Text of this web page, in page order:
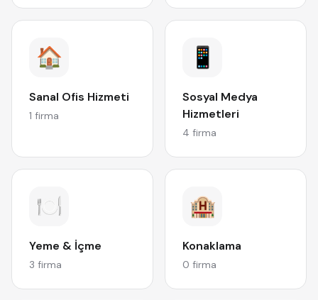
🏠
Sanal Ofis Hizmeti
1 firma
📱
Sosyal Medya
Hizmetleri
4 firma
🍽️
Yeme & İçme
3 firma
🏨
Konaklama
0 firma